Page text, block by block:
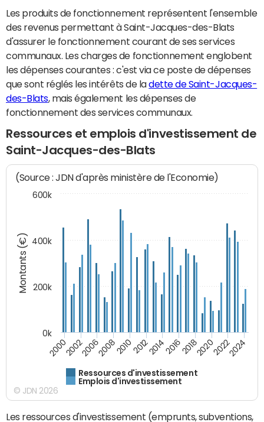
Les produits de fonctionnement représentent l'ensemble
des revenus permettant à Saint-Jacques-des-Blats
d'assurer le fonctionnement courant de ses services
communaux. Les charges de fonctionnement englobent
les dépenses courantes : c'est via ce poste de dépenses
que sont réglés les intérêts de ladette de Saint-Jacques-
des-Blats, mais également les dépenses de
fonctionnement des services communaux.
Ressources et emplois d'investissement de
Saint-Jacques-des-Blats
Montants (€)
(Source : JDN d'après ministère de l'Economie)
Ressources d'investissement
Emplois d'investissement
200020022006200820102012201420162018202020222024
0k
200k
400k
600k
© JDN 2026
Les ressources d'investissement (emprunts, subventions,